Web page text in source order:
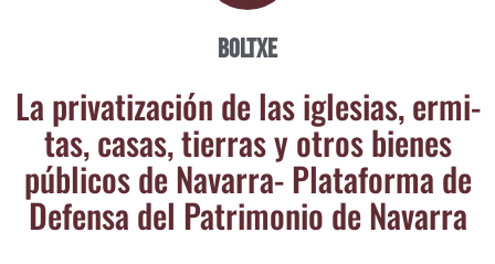
Boltxe
La pri­va­ti­za­ción de las igle­sias, ermi­
tas, casas, tie­rras y otros bie­nes
públi­cos de Nava­rra- Pla­ta­for­ma de
Defen­sa del Patri­mo­nio de Navarra